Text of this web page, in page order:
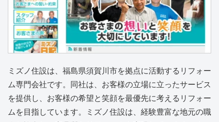
ミズノ住設は、福島県須賀川市を拠点に活動するリフォー
ム専門会社です。同社は、お客様の立場に立ったサービス
を提供し、お客様の希望と笑顔を最優先に考えるリフォー
ムを目指しています。ミズノ住設は、経験豊富な地元の職